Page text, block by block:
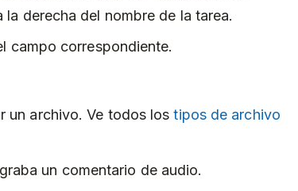
derecha del nombre de la tarea.
campo correspondiente.
un archivo. Ve todos lostipos de archivo
un comentario de audio.